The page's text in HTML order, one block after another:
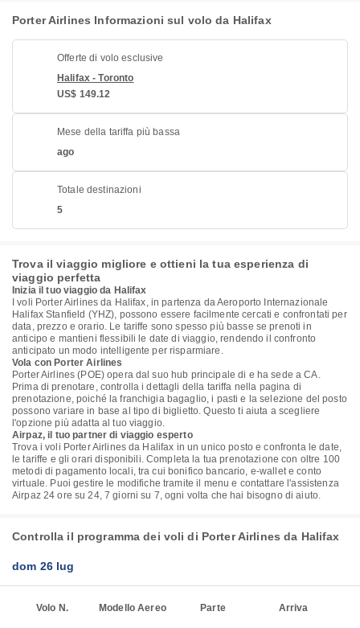
Porter Airlines Informazioni sul volo da Halifax
Offerte di volo esclusive
Halifax - Toronto
US$ 149.12
Mese della tariffa più bassa
ago
Totale destinazioni
5
Trova il viaggio migliore e ottieni la tua esperienza di
viaggio perfetta
Inizia il tuo viaggio da Halifax
I voli Porter Airlines da Halifax, in partenza da Aeroporto Internazionale
Halifax Stanfield (YHZ), possono essere facilmente cercati e confrontati per
data, prezzo e orario. Le tariffe sono spesso più basse se prenoti in
anticipo e mantieni flessibili le date di viaggio, rendendo il confronto
anticipato un modo intelligente per risparmiare.
Vola con Porter Airlines
Porter Airlines (POE) opera dal suo hub principale di e ha sede a CA.
Prima di prenotare, controlla i dettagli della tariffa nella pagina di
prenotazione, poiché la franchigia bagaglio, i pasti e la selezione del posto
possono variare in base al tipo di biglietto. Questo ti aiuta a scegliere
l'opzione più adatta al tuo viaggio.
Airpaz, il tuo partner di viaggio esperto
Trova i voli Porter Airlines da Halifax in un unico posto e confronta le date,
le tariffe e gli orari disponibili. Completa la tua prenotazione con oltre 100
metodi di pagamento locali, tra cui bonifico bancario, e-wallet e conto
virtuale. Puoi gestire le modifiche tramite il menu e contattare l'assistenza
Airpaz 24 ore su 24, 7 giorni su 7, ogni volta che hai bisogno di aiuto.
Controlla il programma dei voli di Porter Airlines da Halifax
dom 26 lug
Volo N. Modello Aereo Parte Arriva